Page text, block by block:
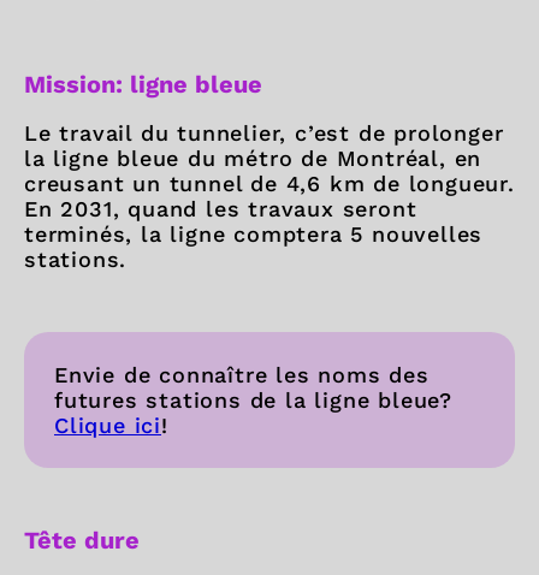
Mission: ligne bleue
Le travail du tunnelier, c’est de prolonger
la ligne bleue du métro de Montréal, en
creusant un tunnel de 4,6 km de longueur.
En 2031, quand les travaux seront
terminés, la ligne comptera 5 nouvelles
stations.
Envie de connaître les noms des
futures stations de la ligne bleue?
Clique ici!
Tête dure